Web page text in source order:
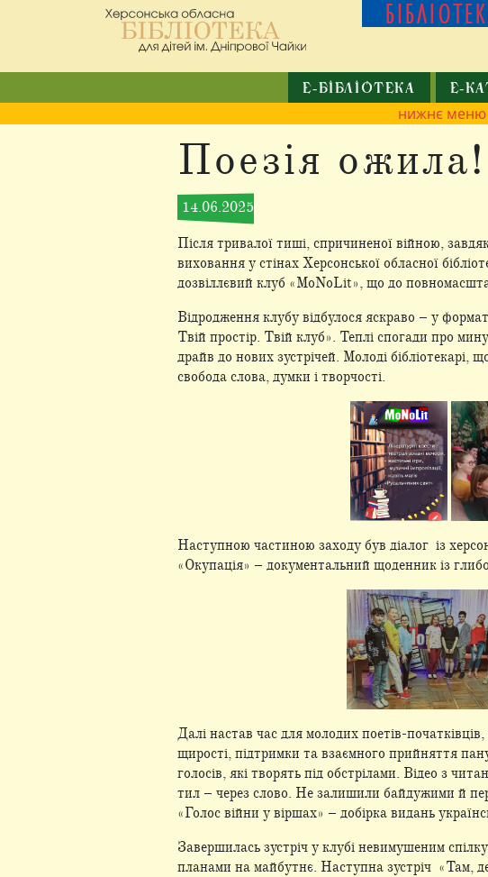
Е-БІБЛІОТЕКА Е-
нижнє меню
Поезія
14.06.2025
Після тривалої тиші, спричиненої війною,
виховання у стінах Херсонської обласної
дозвіллєвий клуб «MoNoLit», що до
Відродження клубу відбулося яскраво – у
Твій простір. Твій клуб». Теплі спогади про
драйв до нових зустрічей. Молоді
свобода слова, думки і творчості.
Наступною частиною заходу був діалог із
«Окупація» – документальний щоденник із
Далі настав час для молодих поетів-
щирості, підтримки та взаємного прийняття
голосів, які творять під обстрілами. Відео з
тил – через слово. Не залишили байдужими й
«Голос війни у віршах» – добірка видань
Завершилась зустріч у клубі невимушеним
планами на майбутнє. Наступна зустріч «Там,